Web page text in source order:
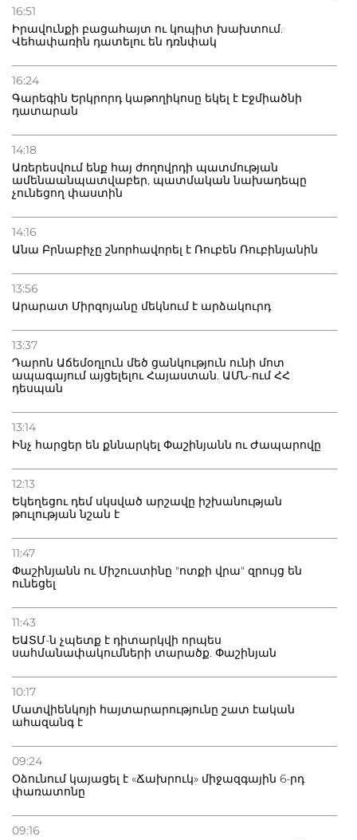
16:51
Իրավունքի բացահայտ ու կոպիտ խախտում.
Վեհափառին դատելու են դռնփակ
16:24
Գարեգին Երկրորդ կաթողիկոսը եկել է Էջմիածնի
դատարան
14:18
Առերեսվում ենք հայ ժողովրդի պատմության
ամենաանպատվաբեր, պատմական նախադեպը
չունեցող փաստին
14:16
Անա Բրնաբիչը շնորհավորել է Ռուբեն Ռուբինյանին
13:56
Արարատ Միրզոյանը մեկնում է արձակուրդ
13:37
Դարոն Աճեմօղլուն մեծ ցանկություն ունի մոտ
ապագայում այցելելու Հայաստան. ԱՄՆ-ում ՀՀ
դեսպան
13:14
Ինչ հարցեր են քննարկել Փաշինյանն ու Ժապարովը
12:13
Եկեղեցու դեմ սկսված արշավը իշխանության
թուլության նշան է
11:47
Փաշինյանն ու Միշուստինը "ոտքի վրա" զրույց են
ունեցել
11:43
ԵԱՏՄ-ն չպետք է դիտարկվի որպես
սահմանափակումների տարածք. Փաշինյան
10:17
Մատվիենկոյի հայտարարությունը շատ էական
ահազանգ է
09:24
Օձունում կայացել է «Ճախրուկ» միջազգային 6-րդ
փառատոնը
09:16